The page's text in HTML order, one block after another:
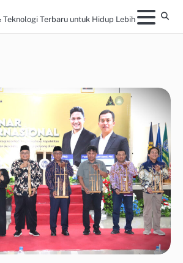
Teknologi Terbaru untuk Hidup Lebih